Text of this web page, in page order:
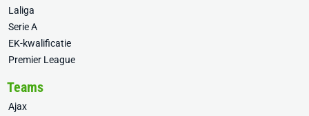
Laliga
Serie A
EK-kwalificatie
Premier League
Teams
Ajax